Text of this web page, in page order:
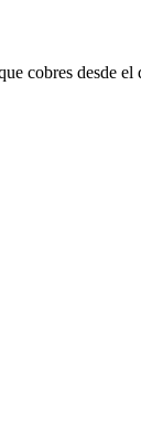
cobres desde el